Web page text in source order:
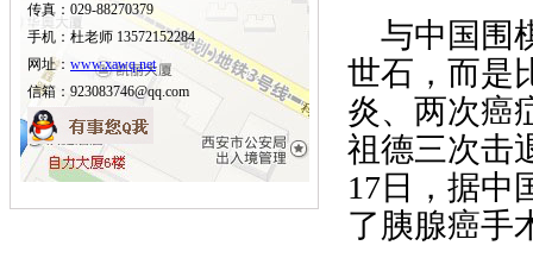
传真：029-88270379
手机：杜老师 13572152284
网址： www.xawq.net
信箱：923083746@qq.com
与中国围
世石，而是
炎、两次癌
祖德三次击
17日，据中
了胰腺癌手